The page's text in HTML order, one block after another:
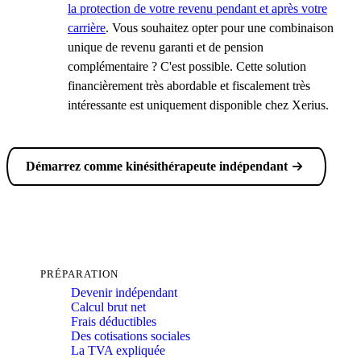
la protection de votre revenu pendant et après votre
carrière. Vous souhaitez opter pour une combinaison
unique de revenu garanti et de pension
complémentaire ? C'est possible. Cette solution
financièrement très abordable et fiscalement très
intéressante est uniquement disponible chez Xerius.
Démarrez comme kinésithérapeute indépendant
PRÉPARATION
Devenir indépendant
Calcul brut net
Frais déductibles
Des cotisations sociales
La TVA expliquée